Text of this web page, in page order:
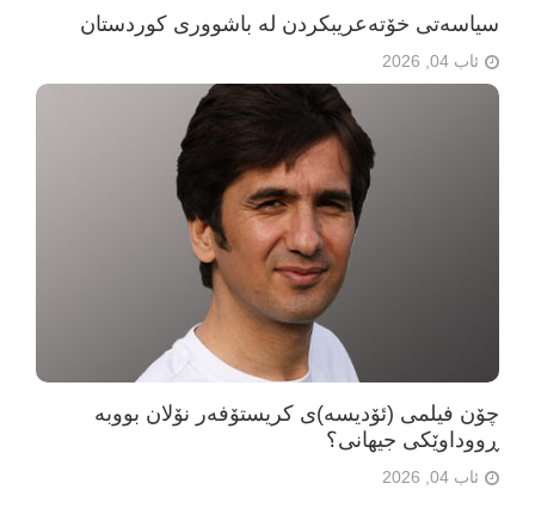
سیاسەتی خۆتەعریبکردن لە باشووری کوردستان
ئاب 04, 2026
چۆن فیلمی (ئۆدیسە)ی کریستۆفەر نۆلان بووبە
ڕووداوێکی جیهانی؟
ئاب 04, 2026